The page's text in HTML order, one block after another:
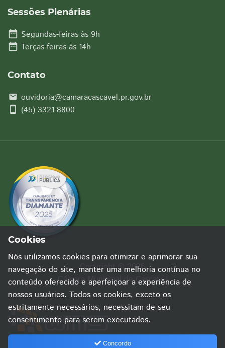
Sessões Plenárias
date_range Segundas-feiras às 9h
date_range Terças-feiras às 14h
Contato
email ouvidoria@camaracascavel.pr.gov.br
smartphone (45) 3321-8800
Copyright © 2026
Câmara Municipal de Cascavel
Cookies
Nós utilizamos cookies para otimizar e aprimorar sua
navegação do site, manter uma melhoria contínua no
conteúdo oferecido e aperfeiçoar a experiência de
nossos usuários. Todos os cookies, exceto os
estritamente necessários, necessitam de seu
consentimento para serem executados.
Concordo